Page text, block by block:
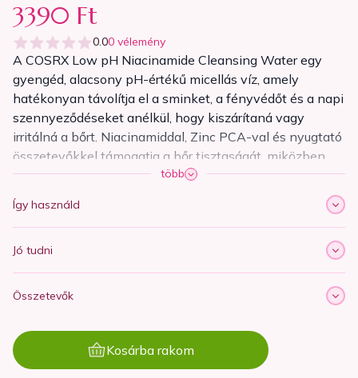
3390 Ft
0.00 vélemény
A COSRX Low pH Niacinamide Cleansing Water egy
gyengéd, alacsony pH-értékű micellás víz, amely
hatékonyan távolítja el a sminket, a fényvédőt és a napi
szennyeződéseket anélkül, hogy kiszárítaná vagy
irritálná a bőrt. Niacinamiddal, Zinc PCA-val és nyugtató
összetevőkkel támogatja a bőr tisztaságát, miközben
segít megőrizni a bőr természetes védőrétegét.
Kíméletes formulájának köszönhetően érzékeny bőrön
is kellemes használatot biztosít.
Miért szeretjük?
Alacsony pH-értékű formula – segít megőrizni a bőr
természetes egyensúlyát tisztítás közben is.
a sminket, a faggyút és a szennyeződéseket anélkül,
hogy húzódó érzetet hagyna maga után.
Olajos lemosó helyett – kiváló alternatíva első
több
Így használd
Jó tudni
Összetevők
Kosárba rakom